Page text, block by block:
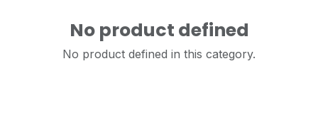
No product defined
No product defined in this category.